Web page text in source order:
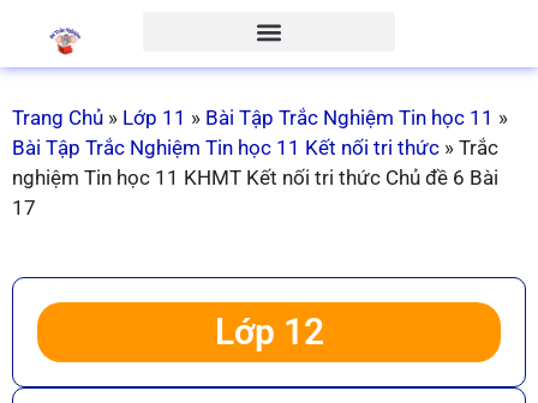
Trang Chủ » Lớp 11 » Bài Tập Trắc Nghiệm Tin học 11 »
Bài Tập Trắc Nghiệm Tin học 11 Kết nối tri thức » Trắc
nghiệm Tin học 11 KHMT Kết nối tri thức Chủ đề 6 Bài
17
Lớp 12